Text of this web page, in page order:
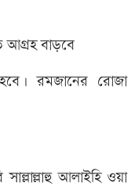
বাড়বে
রমজানের রোজা
আলাইহি ওয়া